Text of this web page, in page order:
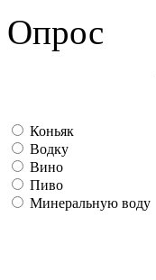
Опрос
Коньяк
Водку
Вино
Пиво
Минеральную воду